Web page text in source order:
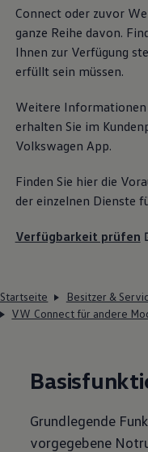
Connect oder zuvor
ganze Reihe davon.
Ihnen zur Verfügung
erfüllt sein müssen.
Weitere
erhalten Sie im
Volkswagen App.
Finden Sie hier die
der einzelnen Dienste
Verfügbarkeit prüfen
Startseite Besitzer &
VW Connect für andere
Grundlegende
vorgegebene